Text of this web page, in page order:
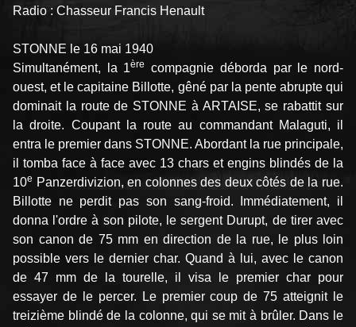
Radio : Chasseur Francis Henault
STONNE le 16 mai 1940
Simultanément, la 1ère
compagnie déborda par le nord-
ouest, et le capitaine Billotte, gêné par la pente abrupte qui
dominait la route de STONNE à ARTAISE, se rabattit sur
la droite. Coupant la route au commandant Malaguti, il
entra le premier dans STONNE. Abordant la rue principale,
il tomba face à face avec 13 chars et engins blindés de la
10e Panzerdivizion, en colonnes des deux côtés de la rue.
Billotte ne perdit pas son sang-froid. Immédiatement, il
donna l'ordre à son pilote, le sergent Durupt, de tirer avec
son canon de 75 mm en direction de la rue, le plus loin
possible vers le dernier char. Quand à lui, avec le canon
de 47 mm de la tourelle, il visa le premier char pour
essayer de le percer. Le premier coup de 75 atteignit le
treizième blindé de la colonne, qui se mit à brûler. Dans le